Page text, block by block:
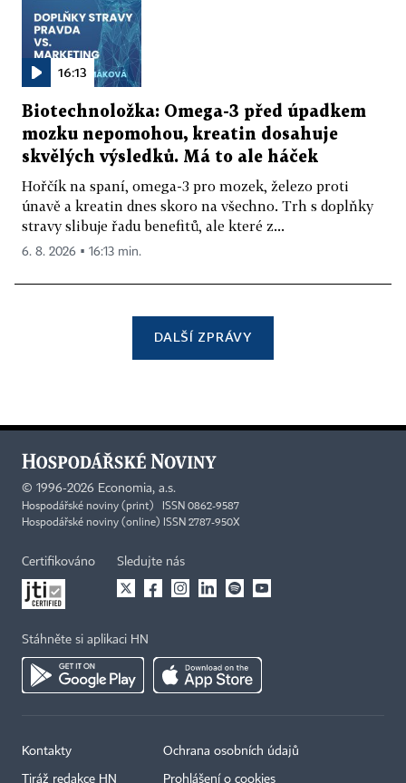
16:13
Biotechnoložka: Omega-3 před úpadkem
mozku nepomohou, kreatin dosahuje
skvělých výsledků. Má to ale háček
Hořčík na spaní, omega-3 pro mozek, železo proti
únavě a kreatin dnes skoro na všechno. Trh s doplňky
stravy slibuje řadu benefitů, ale které z...
6. 8. 2026 ▪ 16:13 min.
DALŠÍ ZPRÁVY
© 1996-2026 Economia, a.s.
Hospodářské noviny (print) ISSN 0862-9587
Hospodářské noviny (online) ISSN 2787-950X
Certifikováno Sledujte nás
Stáhněte si aplikaci HN
Kontakty
Tiráž redakce HN
Ochrana osobních údajů
Prohlášení o cookies